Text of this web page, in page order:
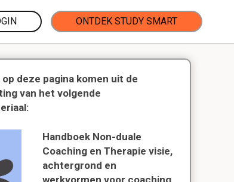
ONTDEK STUDY SMART
op deze pagina komen uit de
van het volgende
Handboek Non-duale
Coaching en Therapie visie,
achtergrond en
werkvormen voor coaching